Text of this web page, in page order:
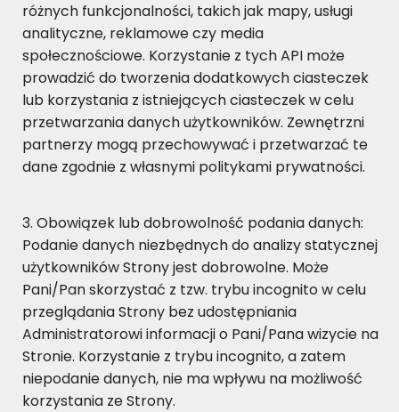
różnych funkcjonalności, takich jak mapy, usługi
analityczne, reklamowe czy media
społecznościowe. Korzystanie z tych API może
prowadzić do tworzenia dodatkowych ciasteczek
lub korzystania z istniejących ciasteczek w celu
przetwarzania danych użytkowników. Zewnętrzni
partnerzy mogą przechowywać i przetwarzać te
dane zgodnie z własnymi politykami prywatności.
Obowiązek lub dobrowolność podania danych:
Podanie danych niezbędnych do analizy statycznej
użytkowników Strony jest dobrowolne. Może
Pani/Pan skorzystać z tzw. trybu incognito w celu
przeglądania Strony bez udostępniania
Administratorowi informacji o Pani/Pana wizycie na
Stronie. Korzystanie z trybu incognito, a zatem
niepodanie danych, nie ma wpływu na możliwość
korzystania ze Strony.